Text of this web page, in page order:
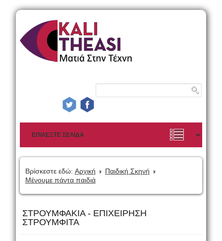
Βρίσκεστε εδώ: Αρχική
Παιδική Σκηνή
Μένουμε πάντα παιδιά
ΣΤΡΟΥΜΦΑΚΙΑ - ΕΠΙΧΕΙΡΗΣΗ
ΣΤΡΟΥΜΦΙΤΑ